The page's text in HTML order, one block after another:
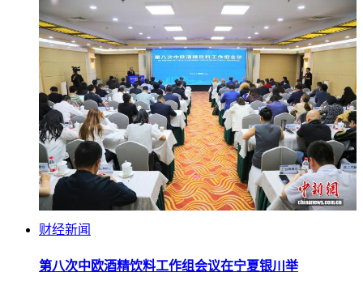
财经新闻
第八次中欧酒精饮料工作组会议在宁夏银川举